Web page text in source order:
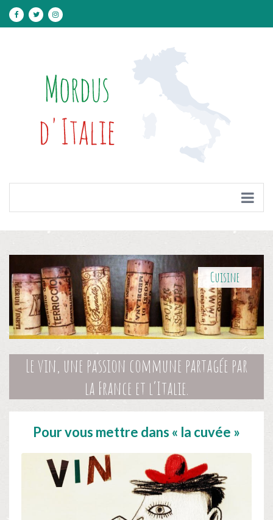
Cuisine
Le vin, une passion commune partagée par
la France et l’Italie.
Pour vous mettre dans « la cuvée »